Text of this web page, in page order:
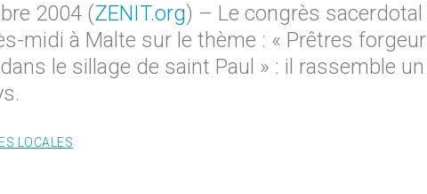
2004 (ZENIT.org) – Le congrès sacerdotal
midi à Malte sur le thème : « Prêtres
le sillage de saint Paul » : il rassemble un
LOCALES